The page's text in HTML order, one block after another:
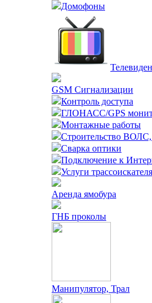
Домофоны
GSM Сигнализации
Контроль доступа
ГЛОНАСС/GPS
Монтажные работы
Строительство
Сварка оптики
Подключение к
Услуги трассоискателя
Аренда ямобура
ГНБ проколы
Манипулятор, Трал